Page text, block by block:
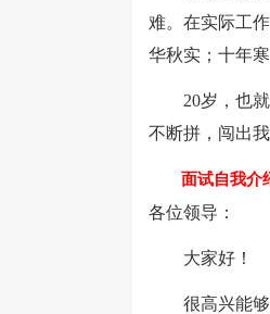
难。在实际工
华秋实；十年
20岁，也就
不断拼，闯出
面试自我介
各位领导：
大家好！
很高兴能够